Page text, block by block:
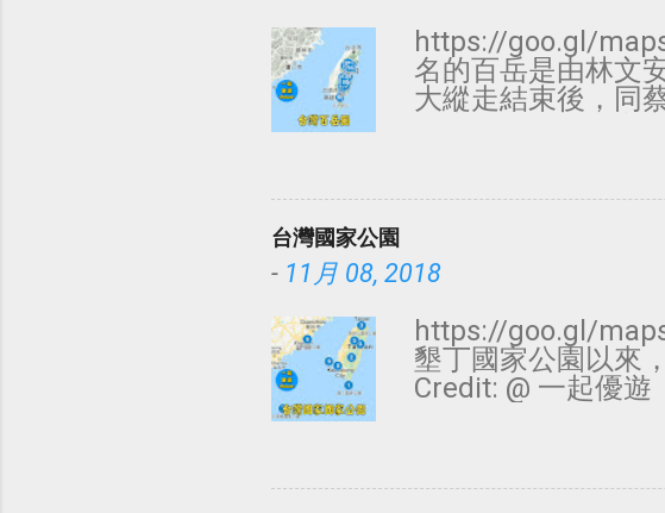
21 林口街夜市 每
南雅夜市 每日 25
夜市 每日 28 樹林
夜市 每日 30 新莊
廟口夜市 每日 33
https://goo.gl/
名的百岳是由林文
大縱走結束後，同
有山名並有三角點
台灣國家公園
- 11月 08, 2018
https://goo.gl/
墾丁國家公園以來
Credit: @ 一起優
太魯閣國家公園